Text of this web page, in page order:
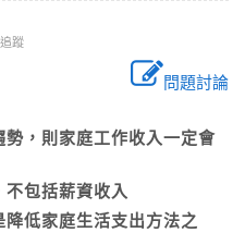
蹤
問題討論
，則家庭工作收入一定會
不包括薪資收入
低家庭生活支出方法之